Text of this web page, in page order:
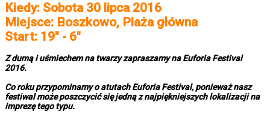
Kiedy: Sobota 30 lipca 2016
Miejsce: Boszkowo, Plaża główna
Start: 19" - 6"
Z dumą i uśmiechem na twarzy zapraszamy na Euforia Festival
2016.
Co roku przypominamy o atutach Euforia Festival, ponieważ nasz
festiwal może poszczycić się jedną z najpiękniejszych lokalizacji na
imprezę tego typu.